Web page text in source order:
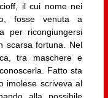
il cui nome nei
fosse venuta a
per ricongiungersi
scarsa fortuna. Nel
tra maschere e
Fatto sta
imolese scriveva al
alla possibile